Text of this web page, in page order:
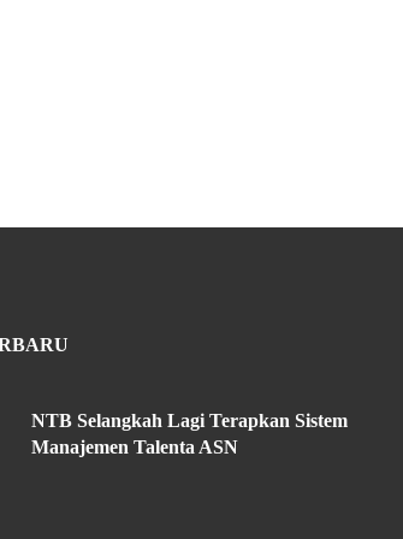
NTB Selangkah Lagi Terapkan Sistem
Manajemen Talenta ASN